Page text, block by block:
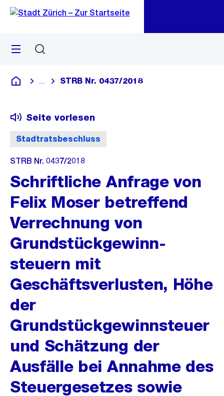
Navigation
Sprunglink
Menü
Deutsch
Blende alle Breadcrumbs ein
STRB Nr. 0437/2018
Stadtratsbeschluss
Seite vorlesen
STRB Nr. 0437/2018
Schriftliche Anfrage von
Felix Moser betreffend
Verrechnung von
Grundstückgewinn-
steuern mit
Geschäftsverlusten, Höhe
der
Grundstückgewinnsteuer
und Schätzung der
Ausfälle bei Annahme des
Steuergesetzes sowie